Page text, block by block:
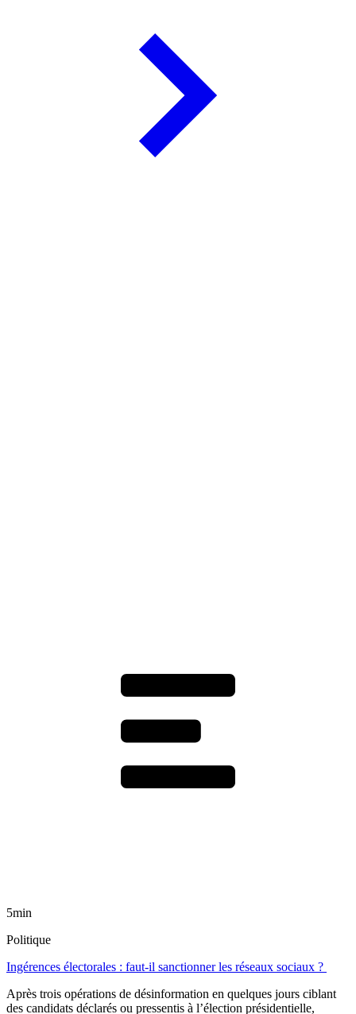
5min
Politique
Ingérences électorales : faut-il sanctionner les réseaux sociaux ?
Après trois opérations de désinformation en quelques jours ciblant
des candidats déclarés ou pressentis à l’élection présidentielle,